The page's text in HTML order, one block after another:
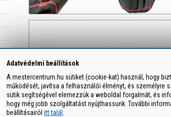
Adatvédelmi beállítások
A mestercentrum.hu sütiket (cookie-kat) használ, hogy
működését, javítsa a felhasználói élményt, és személyre
sütik segítségével elemezzük a weboldal forgalmát, és
hogy még jobb szolgáltatást nyújthassunk. További
beállításairól itt talál